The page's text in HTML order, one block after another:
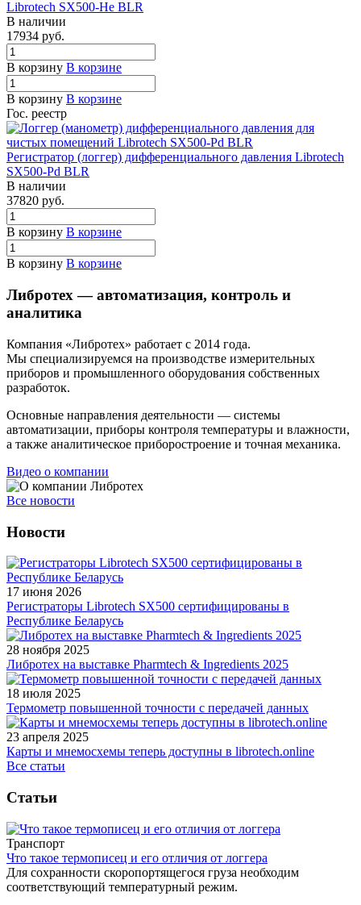
Librotech SX500-He BLR
В наличии
17934 руб.
В корзину В корзине
В корзину В корзине
Гос. реестр
Регистратор (логгер) дифференциального давления Librotech
SX500-Pd BLR
В наличии
37820 руб.
В корзину В корзине
В корзину В корзине
Либротех — автоматизация, контроль и
аналитика
Компания «Либротех» работает с 2014 года.
Мы специализируемся на производстве измерительных
приборов и промышленного оборудования собственных
разработок.
Основные направления деятельности — системы
автоматизации, приборы контроля температуры и влажности,
а также аналитическое приборостроение и точная механика.
Видео о компании
Все новости
Новости
17 июня 2026
Регистраторы Librotech SX500 сертифицированы в
Республике Беларусь
28 ноября 2025
Либротех на выставке Pharmtech & Ingredients 2025
18 июля 2025
Термометр повышенной точности с передачей данных
23 апреля 2025
Карты и мнемосхемы теперь доступны в librotech.online
Все статьи
Статьи
Транспорт
Что такое термописец и его отличия от логгера
Для сохранности скоропортящегося груза необходим
соответствующий температурный режим.